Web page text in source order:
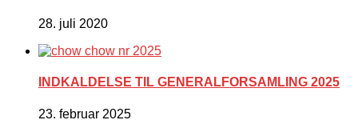
28. juli 2020
INDKALDELSE TIL GENERALFORSAMLING 2025
23. februar 2025